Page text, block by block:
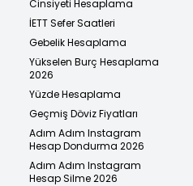
Cinsiyeti Hesaplama
İETT Sefer Saatleri
Gebelik Hesaplama
Yükselen Burç Hesaplama
2026
Yüzde Hesaplama
Geçmiş Döviz Fiyatları
Adım Adım Instagram
Hesap Dondurma 2026
Adım Adım Instagram
Hesap Silme 2026